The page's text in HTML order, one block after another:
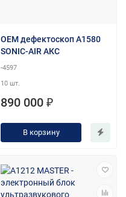
OEM дефектоскоп A1580
SONIC-АIR АКС
-4597
10 шт.
890 000 ₽
В корзину